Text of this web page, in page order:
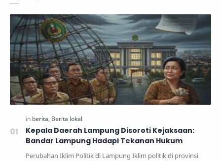
Kepala Daerah Lampung Disoroti Kejaksaan:
Bandar Lampung Hadapi Tekanan Hukum
Perubahan Iklim Politik di Lampung Iklim politik di provinsi